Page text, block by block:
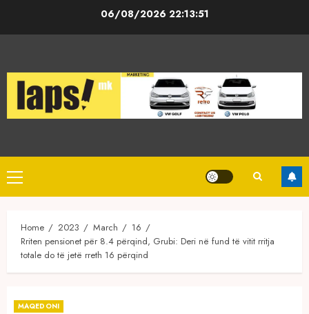
06/08/2026 22:13:51
Primary
Menu
Home 2023 March
16
Rriten pensionet për 8.4 përqind, Grubi: Deri në fund të vitit rritja
totale do të jetë rreth 16 përqind
MAQEDONI